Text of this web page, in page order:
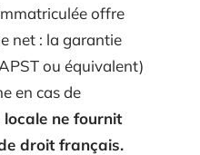
offre
net : la garantie
ou équivalent)
en cas de
locale ne fournit
droit français.